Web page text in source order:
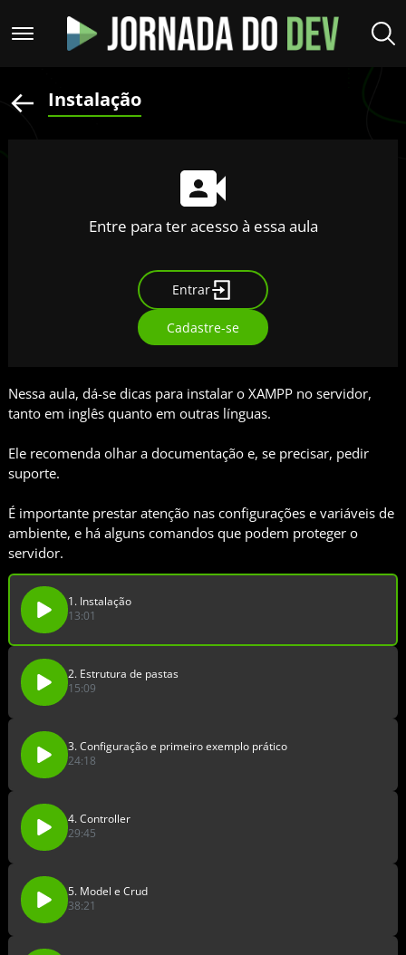
Instalação
Entre para ter acesso à essa aula
Entrar
Cadastre-se
Nessa aula, dá-se dicas para instalar o XAMPP no servidor,
tanto em inglês quanto em outras línguas.
Ele recomenda olhar a documentação e, se precisar, pedir
suporte.
É importante prestar atenção nas configurações e variáveis de
ambiente, e há alguns comandos que podem proteger o
servidor.
1. Instalação
13:01
2. Estrutura de pastas
15:09
3. Configuração e primeiro exemplo prático
24:18
4. Controller
29:45
5. Model e Crud
38:21